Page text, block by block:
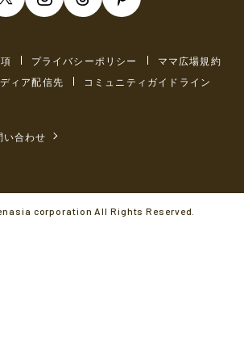
プライバシーポリシー
ママ広場規約
ィア配信先 コミュニティガイドライン
い合わせ
corporation All Rights Reserved.